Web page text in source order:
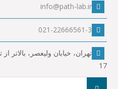
info@path-lab.ir
021-22666561-3
تهران، خیابان ولیعصر، بالاتر
17
جست